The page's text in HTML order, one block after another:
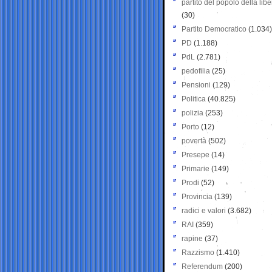
partito del popolo della
(30)
Partito Democratico (1.034)
PD (1.188)
PdL (2.781)
pedofilia (25)
Pensioni (129)
Politica (40.825)
polizia (253)
Porto (12)
povertà (502)
Presepe (14)
Primarie (149)
Prodi (52)
Provincia (139)
radici e valori (3.682)
RAI (359)
rapine (37)
Razzismo (1.410)
Referendum (200)